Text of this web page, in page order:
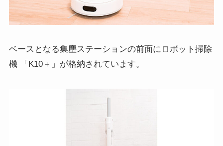
ベースとなる集塵ステーションの前面にロボット掃除
機 「K10＋」が格納されています。